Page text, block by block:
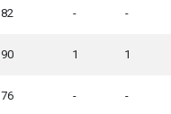
82 - -
90 1 1
76 - -